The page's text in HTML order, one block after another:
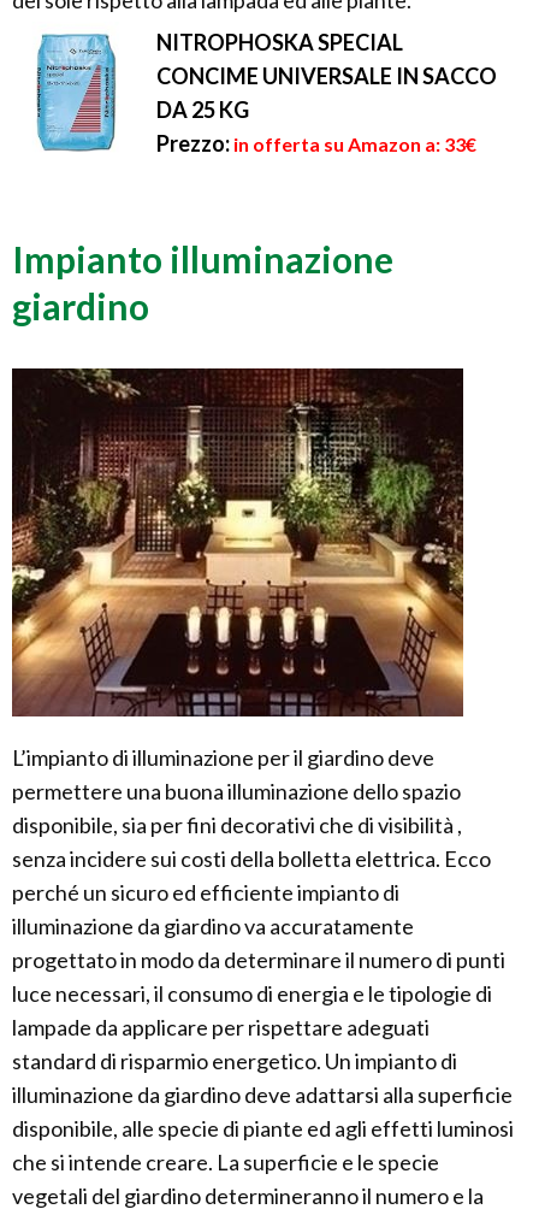
NITROPHOSKA SPECIAL
CONCIME UNIVERSALE IN SACCO
DA 25 KG
Prezzo: in offerta su Amazon a: 33€
Impianto illuminazione
giardino
L’impianto di illuminazione per il giardino deve
permettere una buona illuminazione dello spazio
disponibile, sia per fini decorativi che di visibilità ,
senza incidere sui costi della bolletta elettrica. Ecco
perché un sicuro ed efficiente impianto di
illuminazione da giardino va accuratamente
progettato in modo da determinare il numero di punti
luce necessari, il consumo di energia e le tipologie di
lampade da applicare per rispettare adeguati
standard di risparmio energetico. Un impianto di
illuminazione da giardino deve adattarsi alla superficie
disponibile, alle specie di piante ed agli effetti luminosi
che si intende creare. La superficie e le specie
vegetali del giardino determineranno il numero e la